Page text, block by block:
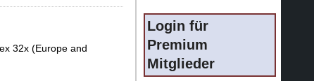
32x (Europe and
Login für
Premium
Mitglieder